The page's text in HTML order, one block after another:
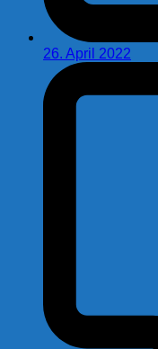
26. April 2022